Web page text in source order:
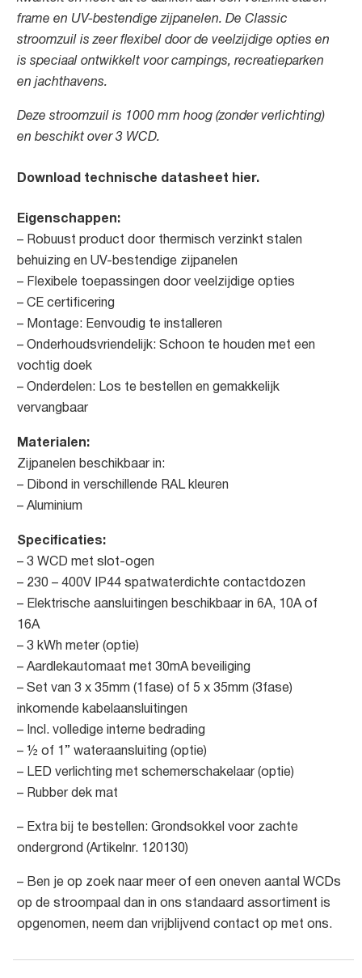
frame en UV-bestendige zijpanelen. De Classic
stroomzuil is zeer flexibel door de veelzijdige opties en
is speciaal ontwikkelt voor campings, recreatieparken
en jachthavens.
Deze stroomzuil is 1000 mm hoog (zonder verlichting)
en beschikt over 3 WCD.
Download technische datasheet hier.
Eigenschappen:
– Robuust product door thermisch verzinkt stalen
behuizing en UV-bestendige zijpanelen
– Flexibele toepassingen door veelzijdige opties
– CE certificering
– Montage: Eenvoudig te installeren
– Onderhoudsvriendelijk: Schoon te houden met een
vochtig doek
– Onderdelen: Los te bestellen en gemakkelijk
vervangbaar
Materialen:
Zijpanelen beschikbaar in:
– Dibond in verschillende RAL kleuren
– Aluminium
Specificaties:
– 3 WCD met slot-ogen
– 230 – 400V IP44 spatwaterdichte contactdozen
– Elektrische aansluitingen beschikbaar in 6A, 10A of
16A
– 3 kWh meter (optie)
– Aardlekautomaat met 30mA beveiliging
– Set van 3 x 35mm (1fase) of 5 x 35mm (3fase)
inkomende kabelaansluitingen
– Incl. volledige interne bedrading
– ½ of 1” wateraansluiting (optie)
– LED verlichting met schemerschakelaar (optie)
– Rubber dek mat
– Extra bij te bestellen: Grondsokkel voor zachte
ondergrond (Artikelnr. 120130)
– Ben je op zoek naar meer of een oneven aantal WCDs
op de stroompaal dan in ons standaard assortiment is
opgenomen, neem dan vrijblijvend contact op met ons.